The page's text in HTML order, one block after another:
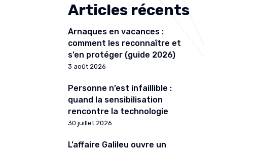
Articles récents
Arnaques en vacances :
comment les reconnaître et
s’en protéger (guide 2026)
3 août 2026
Personne n’est infaillible :
quand la sensibilisation
rencontre la technologie
30 juillet 2026
L’affaire Galileu ouvre un